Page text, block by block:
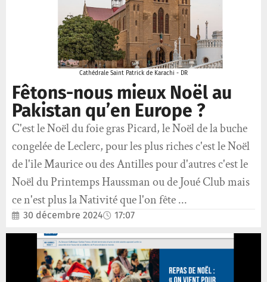
Cathédrale Saint Patrick de Karachi - DR
Fêtons-nous mieux Noël au
Pakistan qu’en Europe ?
C'est le Noël du foie gras Picard, le Noël de la buche
congelée de Leclerc, pour les plus riches c'est le Noël
de l'ile Maurice ou des Antilles pour d'autres c'est le
Noël du Printemps Haussman ou de Joué Club mais
ce n'est plus la Nativité que l'on fête ...
30 décembre 2024 17:07